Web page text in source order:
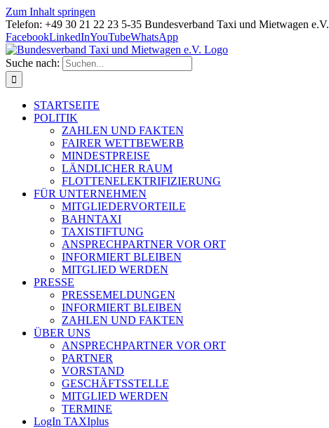
Zum Inhalt springen
Telefon: +49 30 21 22 23 5-35 Bundesverband Taxi und Mietwagen e.V.
FacebookLinkedInYouTubeWhatsApp
Suche nach:
STARTSEITE
POLITIK
ZAHLEN UND FAKTEN
FAIRER WETTBEWERB
MINDESTPREISE
LÄNDLICHER RAUM
FLOTTENELEKTRIFIZIERUNG
FÜR UNTERNEHMEN
MITGLIEDERVORTEILE
BAHNTAXI
TAXISTIFTUNG
ANSPRECHPARTNER VOR ORT
INFORMIERT BLEIBEN
MITGLIED WERDEN
PRESSE
PRESSEMELDUNGEN
INFORMIERT BLEIBEN
ZAHLEN UND FAKTEN
ÜBER UNS
ANSPRECHPARTNER VOR ORT
PARTNER
VORSTAND
GESCHÄFTSSTELLE
MITGLIED WERDEN
TERMINE
LogIn TAXIplus